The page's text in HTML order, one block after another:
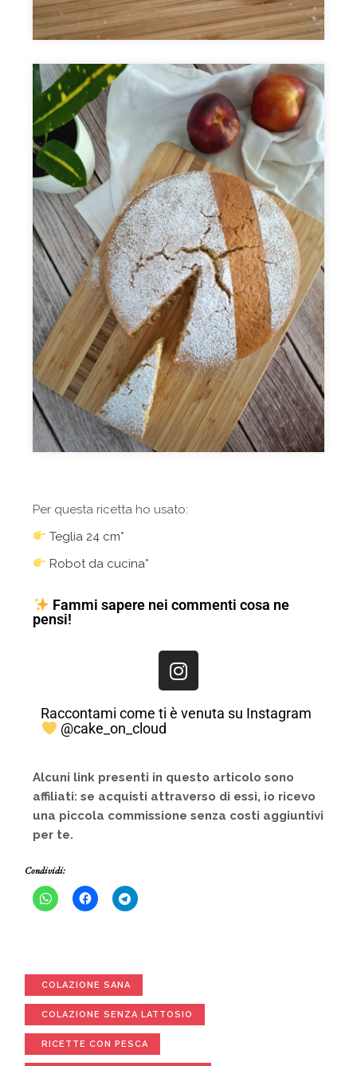
Per questa ricetta ho usato:
Teglia 24 cm*
Robot da cucina*
Fammi sapere nei commenti cosa ne
pensi!
Raccontami come ti è venuta su Instagram
@cake_on_cloud
Alcuni link presenti in questo articolo sono
affiliati: se acquisti attraverso di essi, io ricevo
una piccola commissione senza costi aggiuntivi
per te.
Condividi:
COLAZIONE SANA
COLAZIONE SENZA LATTOSIO
RICETTE CON PESCA